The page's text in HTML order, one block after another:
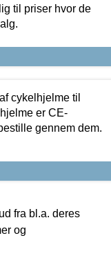
til priser hvor de
cykelhjelme til
er CE-
gennem dem.
fra bl.a. deres
og